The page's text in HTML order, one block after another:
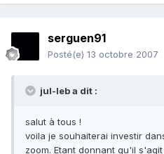
serguen91
Posté(e) 13 octobre 2007
jul-leb a dit :
salut à tous !
voila je souhaiterai investir
zoom. Etant donnant qu'il